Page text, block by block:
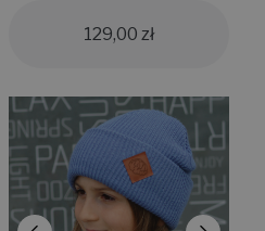
129,00 zł